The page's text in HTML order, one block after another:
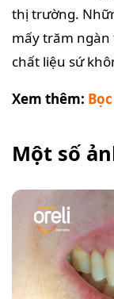
thị trường.
mấy trăm ngàn
chất liệu sứ
Xem thêm:
Một số